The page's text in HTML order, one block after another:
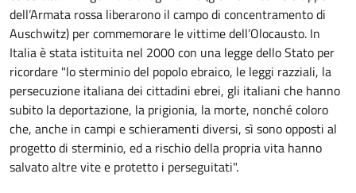
dell’Armata rossa liberarono il campo di concentramento di
Auschwitz) per commemorare le vittime dell’Olocausto. In
Italia è stata istituita nel 2000 con una legge dello Stato per
ricordare "lo sterminio del popolo ebraico, le leggi razziali, la
persecuzione italiana dei cittadini ebrei, gli italiani che hanno
subito la deportazione, la prigionia, la morte, nonché coloro
che, anche in campi e schieramenti diversi, sì sono opposti al
progetto di sterminio, ed a rischio della propria vita hanno
salvato altre vite e protetto i perseguitati".